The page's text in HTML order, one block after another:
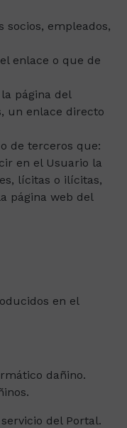
socios, empleados,
enlace o que de
página del
un enlace directo
de terceros que:
en el Usuario la
lícitas o ilícitas,
página web del
en el
dañino.
del Portal.